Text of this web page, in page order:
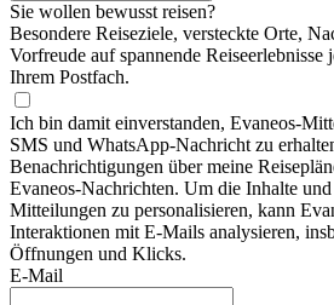
Sie wollen bewusst reisen?
Besondere Reiseziele, versteckte Orte,
Vorfreude auf spannende Reiseerlebnisse
Ihrem Postfach.
Ich bin damit einverstanden, Evaneos-
SMS und WhatsApp-Nachricht zu
Benachrichtigungen über meine
Evaneos-Nachrichten. Um die Inhalte
Mitteilungen zu personalisieren, kann
Interaktionen mit E-Mails analysieren,
Öffnungen und Klicks.
E-Mail